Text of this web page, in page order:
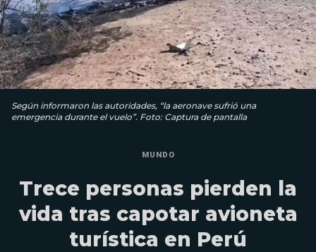
Según informaron las autoridades, “la aeronave sufrió una
emergencia durante el vuelo”. Foto: Captura de pantalla
MUNDO
Trece personas pierden la
vida tras capotar avioneta
turística en Perú